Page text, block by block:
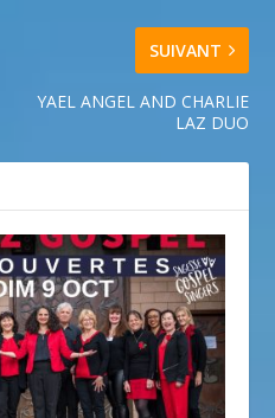
SUIVANT
YAEL ANGEL AND CHARLIE
LAZ DUO